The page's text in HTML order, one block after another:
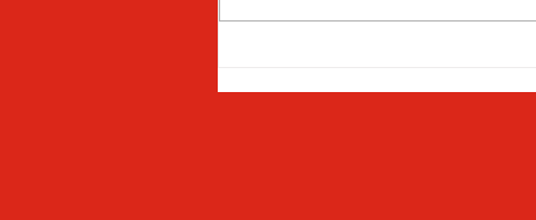
Financiamento de